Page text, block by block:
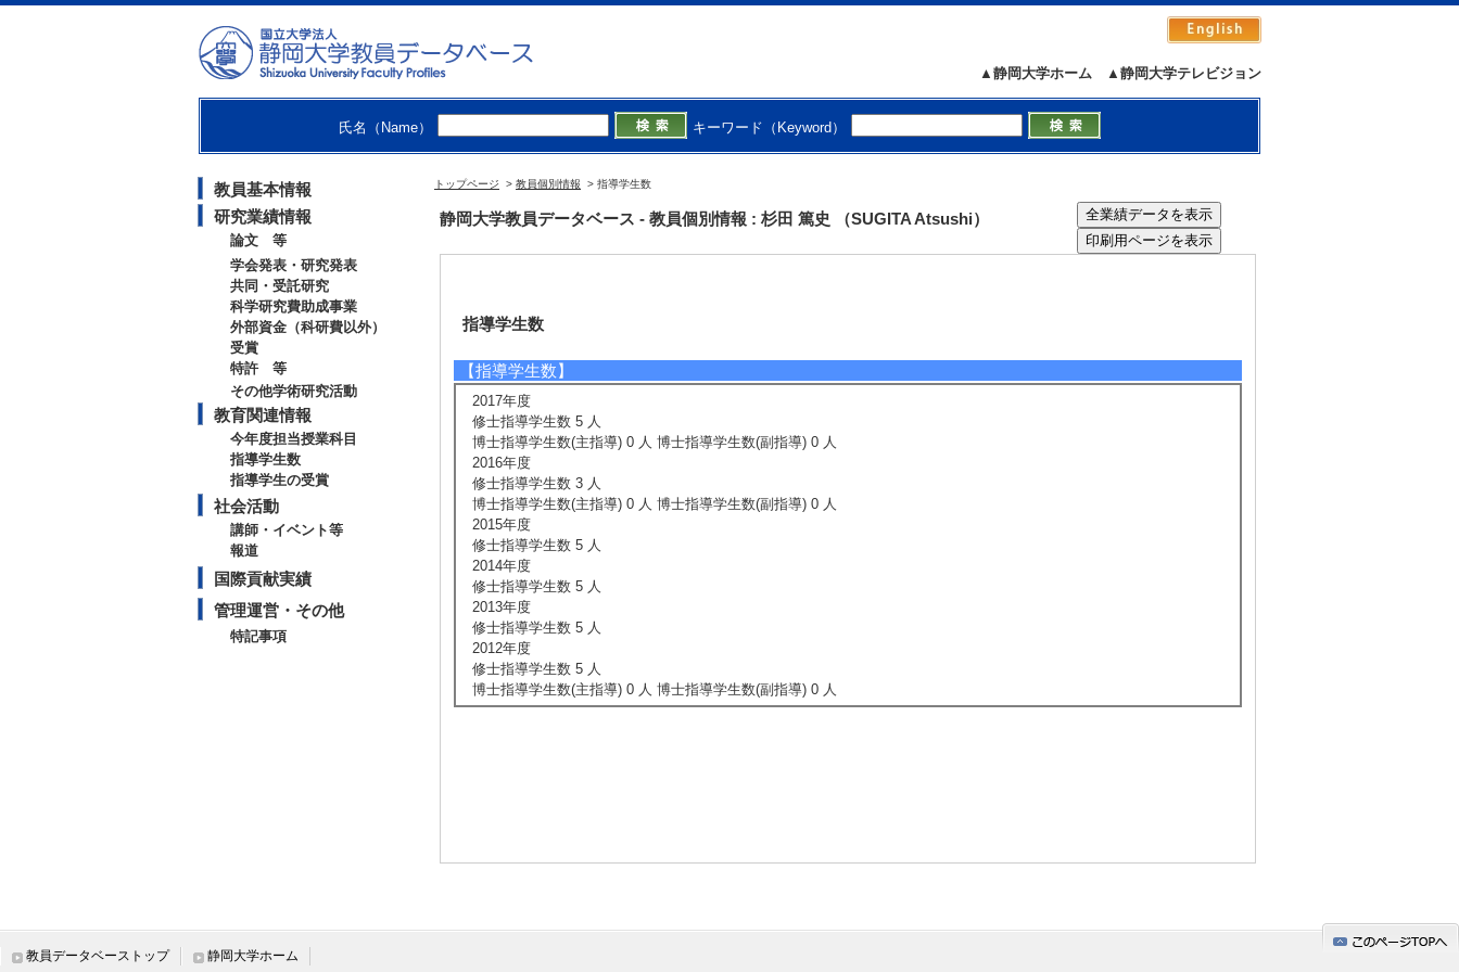
▲静岡大学テレビジョン
▲静岡大学ホーム
氏名（Name） キーワード（Keyword）
教員基本情報
研究業績情報
論文 等
学会発表・研究発表
共同・受託研究
科学研究費助成事業
外部資金（科研費以外）
受賞
特許 等
その他学術研究活動
教育関連情報
今年度担当授業科目
指導学生数
指導学生の受賞
社会活動
講師・イベント等
報道
国際貢献実績
管理運営・その他
特記事項
トップページ > 教員個別情報 > 指導学生数
静岡大学教員データベース - 教員個別情報 : 杉田 篤史 （SUGITA Atsushi）
指導学生数
【指導学生数】
2017年度
修士指導学生数 5 人
博士指導学生数(主指導) 0 人 博士指導学生数(副指導) 0 人
2016年度
修士指導学生数 3 人
博士指導学生数(主指導) 0 人 博士指導学生数(副指導) 0 人
2015年度
修士指導学生数 5 人
2014年度
修士指導学生数 5 人
2013年度
修士指導学生数 5 人
2012年度
修士指導学生数 5 人
博士指導学生数(主指導) 0 人 博士指導学生数(副指導) 0 人
教員データベーストップ 静岡大学ホーム